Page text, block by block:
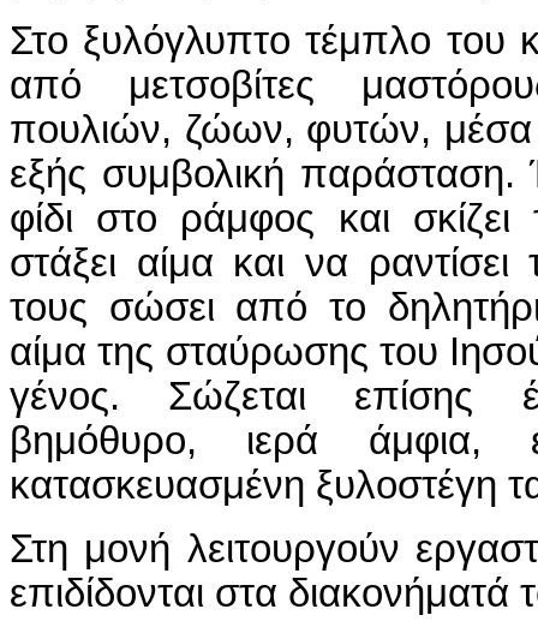
Στο ξυλόγλυπτο τέμπλο του
από μετσοβίτες
πουλιών, ζώων, φυτών, μέσα
εξής συμβολική
φίδι στο ράμφος και
στάξει αίμα και να
τους σώσει από το
αίμα της σταύρωσης του
γένος. Σώζεται επίσης
βημόθυρο, ιερά
κατασκευασμένη ξυλοστέγη
Στη μονή λειτουργούν
επιδίδονται στα διακονήματά